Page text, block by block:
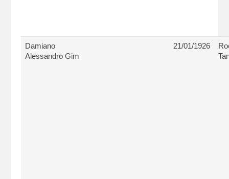
Damiano
Alessandro Gim
21/01/1926